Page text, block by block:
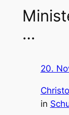
…
20.
in